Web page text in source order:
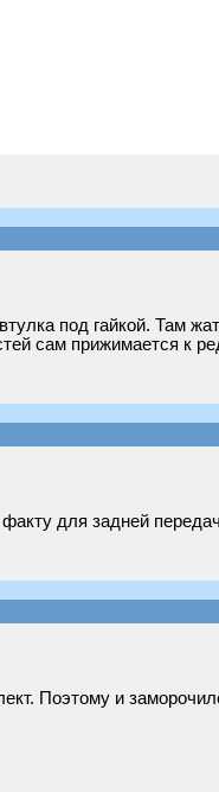
под гайкой. Там
сам прижимается к
для задней
Поэтому и